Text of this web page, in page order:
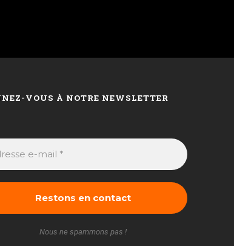
VOUS À NOTRE NEWSLETTER
Nous ne spammons pas !